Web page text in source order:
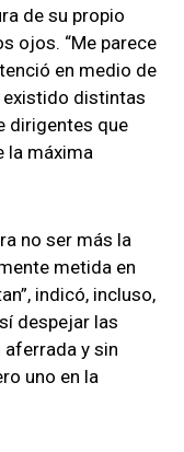
de su propio
ojos. “Me parece
en medio de
existido distintas
dirigentes que
la máxima
no ser más la
metida en
indicó, incluso,
despejar las
aferrada y sin
uno en la